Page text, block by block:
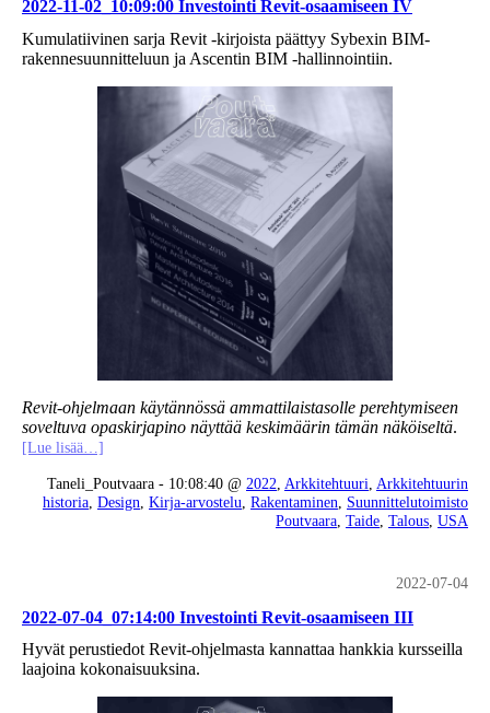
2022-11-02_10:09:00 Investointi Revit-osaamiseen IV
Kumulatiivinen sarja Revit -kirjoista päättyy Sybexin BIM-
rakennesuunnitteluun ja Ascentin BIM -hallinnointiin.
Revit-ohjelmaan käytännössä ammattilaistasolle perehtymiseen
soveltuva opaskirjapino näyttää keskimäärin tämän näköiseltä.
[Lue lisää…]
Taneli_Poutvaara - 10:08:40 @ 2022 Arkkitehtuuri Arkkitehtuurin
historia Design Kirja-arvostelu Rakentaminen
Suunnittelutoimisto
Poutvaara Taide Talous USA
2022-07-04
2022-07-04_07:14:00 Investointi Revit-osaamiseen III
Hyvät perustiedot Revit-ohjelmasta kannattaa hankkia kursseilla
laajoina kokonaisuuksina.